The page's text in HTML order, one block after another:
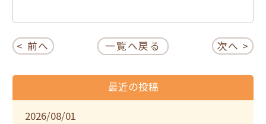
< 前へ 一覧へ戻る 次へ >
最近の投稿
2026/08/01